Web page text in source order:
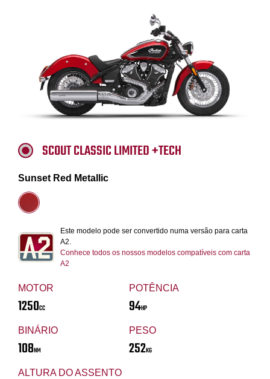
MOTOR
1250CC
POTÊNCIA
94HP
BINÁRIO
108NM
PESO
252KG
ALTURA DO ASSENTO
SCOUT CLASSIC LIMITED +TECH
Sunset Red Metallic
Este modelo pode ser convertido numa versão para carta
A2.
Conhece todos os nossos modelos compatíveis com carta
A2